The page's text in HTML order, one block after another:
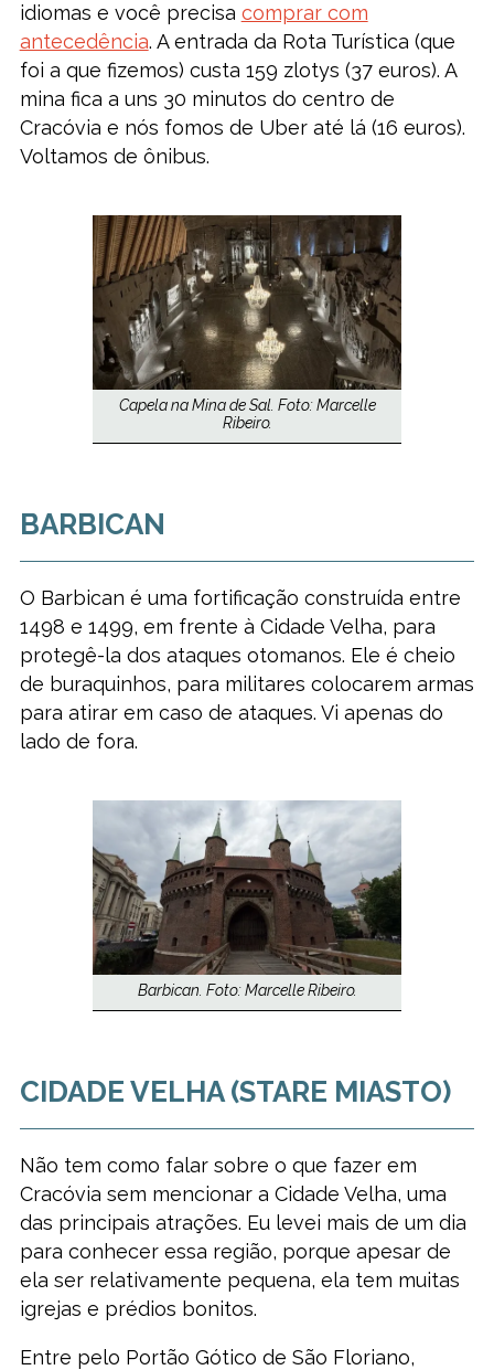
idiomas e você precisa comprar com
antecedência. A entrada da Rota Turística (que
foi a que fizemos) custa 159 zlotys (37 euros). A
mina fica a uns 30 minutos do centro de
Cracóvia e nós fomos de Uber até lá (16 euros).
Voltamos de ônibus.
Capela na Mina de Sal. Foto: Marcelle
Ribeiro.
BARBICAN
O Barbican é uma fortificação construída entre
1498 e 1499, em frente à Cidade Velha, para
protegê-la dos ataques otomanos. Ele é cheio
de buraquinhos, para militares colocarem armas
para atirar em caso de ataques. Vi apenas do
lado de fora.
Barbican. Foto: Marcelle Ribeiro.
CIDADE VELHA (STARE MIASTO)
Não tem como falar sobre o que fazer em
Cracóvia sem mencionar a Cidade Velha, uma
das principais atrações. Eu levei mais de um dia
para conhecer essa região, porque apesar de
ela ser relativamente pequena, ela tem muitas
igrejas e prédios bonitos.
Entre pelo Portão Gótico de São Floriano,